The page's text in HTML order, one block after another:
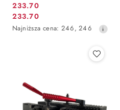
Cena
promocyjna:
233.70
Cena
promocyjna:
233.70
Najniższa
obniżką
Najniższa cena: 246, 246